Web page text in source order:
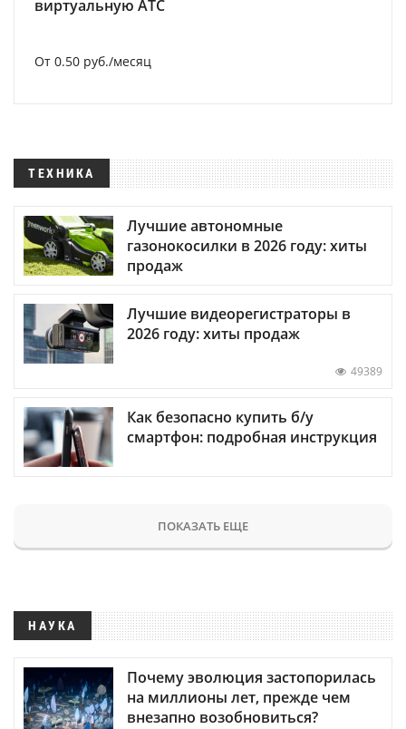
виртуальную АТС
От 0.50 руб./месяц
ТЕХНИКА
Лучшие автономные
газонокосилки в 2026 году: хиты
продаж
Лучшие видеорегистраторы в
2026 году: хиты продаж
49389
Как безопасно купить б/у
смартфон: подробная инструкция
ПОКАЗАТЬ ЕЩЕ
НАУКА
Почему эволюция застопорилась
на миллионы лет, прежде чем
внезапно возобновиться?